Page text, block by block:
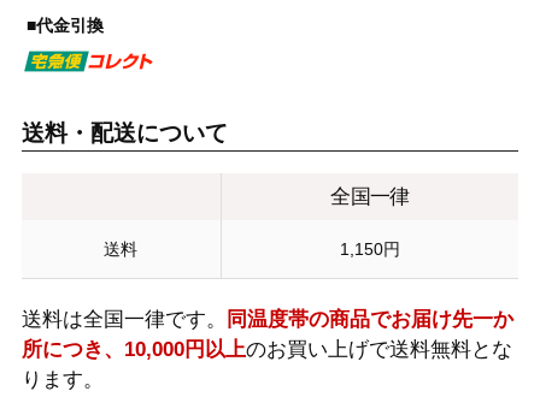
■代金引換
送料・配送について
全国一律
送料 1,150円
送料は全国一律です。
同温度帯の商品でお届け先一か
所につき、10,000円以上のお買い上げで送料無料とな
ります。